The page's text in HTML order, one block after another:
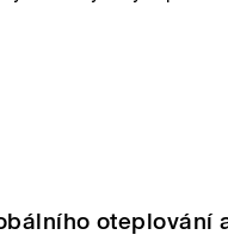
oteplování